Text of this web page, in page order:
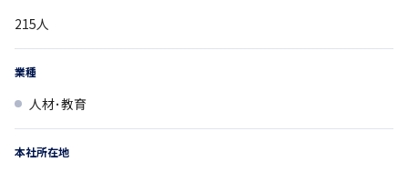
215人
業種
人材･教育
本社所在地